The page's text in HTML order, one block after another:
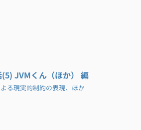
JVMくん（ほか） 編
る現実的制約の表現、ほか